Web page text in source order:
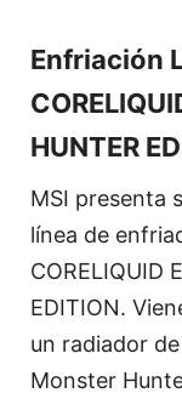
Enfriación
HUNTER
MSI presenta
línea de
CORELIQUID
EDITION.
un radiador
Monster